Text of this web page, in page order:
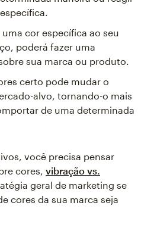
cor específica ao seu
poderá fazer uma
sua marca ou produto.
certo pode mudar o
alvo, tornando-o mais
de uma determinada
você precisa pensar
cores, vibração vs.
geral de marketing se
cores da sua marca seja